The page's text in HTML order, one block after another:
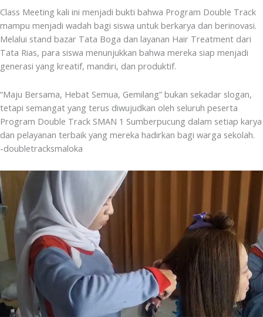
Class Meeting kali ini menjadi bukti bahwa Program Double Track
mampu menjadi wadah bagi siswa untuk berkarya dan berinovasi.
Melalui stand bazar Tata Boga dan layanan Hair Treatment dari
Tata Rias, para siswa menunjukkan bahwa mereka siap menjadi
generasi yang kreatif, mandiri, dan produktif.
“Maju Bersama, Hebat Semua, Gemilang” bukan sekadar slogan,
tetapi semangat yang terus diwujudkan oleh seluruh peserta
Program Double Track SMAN 1 Sumberpucung dalam setiap karya
dan pelayanan terbaik yang mereka hadirkan bagi warga sekolah.
-doubletracksmaloka